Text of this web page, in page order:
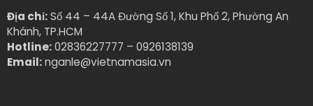
Địa chỉ:Số 44 – 44A Đường Số 1, Khu Phố 2, Phường An
Khánh, TP.HCM
Hotline:02836227777 – 0926138139
Email:nganle@vietnamasia.vn